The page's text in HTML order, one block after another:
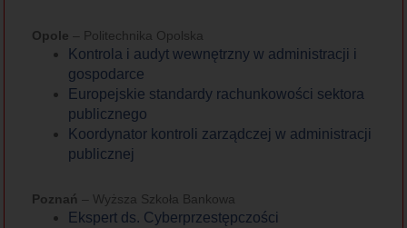
Opole – Politechnika Opolska
Kontrola i audyt wewnętrzny w administracji i
gospodarce
Europejskie standardy rachunkowości sektora
publicznego
Koordynator kontroli zarządczej w administracji
publicznej
Poznań – Wyższa Szkoła Bankowa
Ekspert ds. Cyberprzestępczości